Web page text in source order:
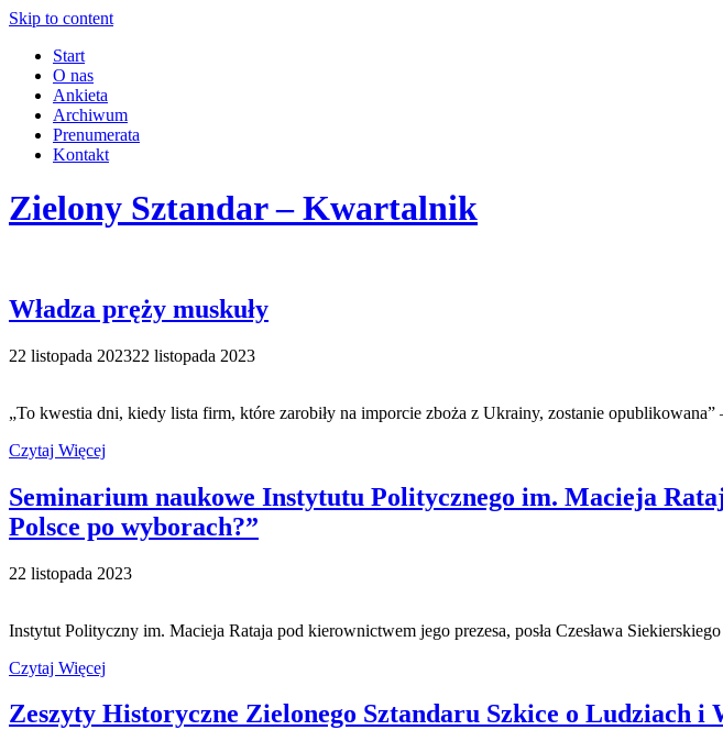
Skip to content
Start
O nas
Ankieta
Archiwum
Prenumerata
Kontakt
Zielony Sztandar – Kwartalnik
Władza pręży muskuły
22 listopada 202322 listopada 2023
„To kwestia dni, kiedy lista firm, które zarobiły na imporcie zboża z Ukrainy, zostanie
Czytaj Więcej
Seminarium naukowe Instytutu Politycznego im. Macieja
Polsce po wyborach?”
22 listopada 2023
Instytut Polityczny im. Macieja Rataja pod kierownictwem jego prezesa, posła Czesława
Czytaj Więcej
Zeszyty Historyczne Zielonego Sztandaru Szkice o Ludziach i